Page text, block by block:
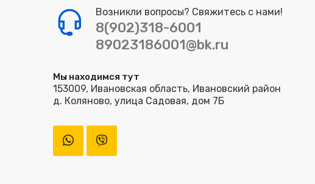
Возникли вопросы? Свяжитесь с нами!
8(902)318-6001
89023186001@bk.ru
Мы находимся тут
153009, Ивановская область, Ивановский район
д. Коляново, улица Садовая, дом 7Б